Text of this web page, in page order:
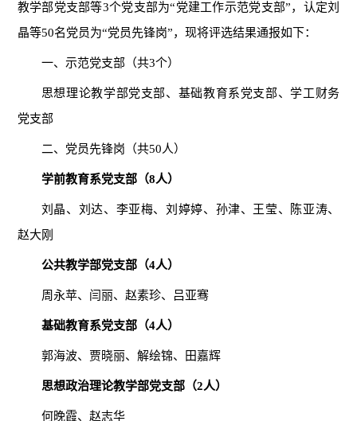
教学部党支部等3个党支部为“党建工作示范党支部”，认定刘
晶等50名党员为“党员先锋岗”，现将评选结果通报如下：
一、示范党支部（共3个）
思想理论教学部党支部、基础教育系党支部、学工财务
党支部
二、党员先锋岗（共50人）
学前教育系党支部（8人）
刘晶、刘达、李亚梅、刘婷婷、孙津、王莹、陈亚涛、
赵大刚
公共教学部党支部（4人）
周永苹、闫丽、赵素珍、吕亚骞
基础教育系党支部（4人）
郭海波、贾晓丽、解绘锦、田嘉辉
思想政治理论教学部党支部（2人）
何晚霞、赵志华